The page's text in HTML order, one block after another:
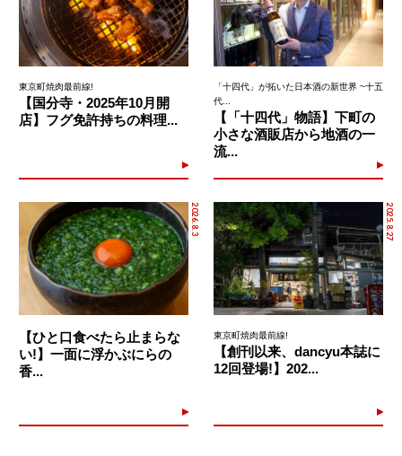
東京町焼肉最前線!
【国分寺・2025年10月開
店】フグ免許持ちの料理...
「十四代」が拓いた日本酒の新世界 ~十五
代...
【「十四代」物語】下町の
小さな酒販店から地酒の一
流...
2026.8.3
【ひと口食べたら止まらな
い!】一面に浮かぶにらの
香...
2025.8.27
東京町焼肉最前線!
【創刊以来、dancyu本誌に
12回登場!】202...